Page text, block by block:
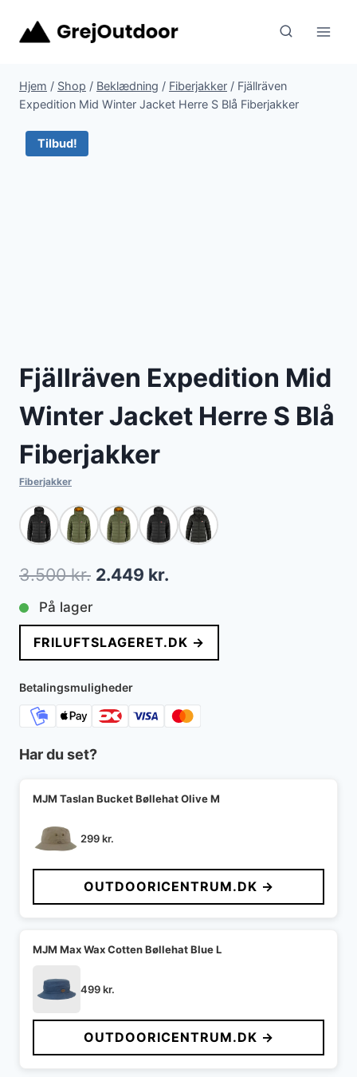
Hjem / Shop / Beklædning / Fiberjakker / Fjällräven
Expedition Mid Winter Jacket Herre S Blå Fiberjakker
Tilbud!
Fjällräven Expedition Mid
Winter Jacket Herre S Blå
Fiberjakker
Fiberjakker
3.500kr. Den
pris
var:
3.500 kr..
2.449 kr.
pris
er:
På lager
FRILUFTSLAGERET.DK →
Betalingsmuligheder
Har du set?
MJM Taslan Bucket Bøllehat Olive M
299kr.
OUTDOORICENTRUM.DK →
MJM Max Wax Cotten Bøllehat Blue L
499kr.
OUTDOORICENTRUM.DK →